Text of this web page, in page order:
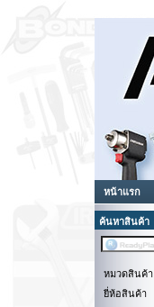
หน้าแรก
ค้นหาสินค้า
หมวดสินค้า
ยี่ห้อสินค้า